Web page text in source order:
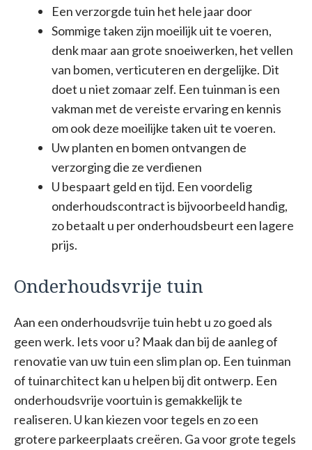
Een verzorgde tuin het hele jaar door
Sommige taken zijn moeilijk uit te voeren,
denk maar aan grote snoeiwerken, het vellen
van bomen, verticuteren en dergelijke. Dit
doet u niet zomaar zelf. Een tuinman is een
vakman met de vereiste ervaring en kennis
om ook deze moeilijke taken uit te voeren.
Uw planten en bomen ontvangen de
verzorging die ze verdienen
U bespaart geld en tijd. Een voordelig
onderhoudscontract is bijvoorbeeld handig,
zo betaalt u per onderhoudsbeurt een lagere
prijs.
Onderhoudsvrije tuin
Aan een onderhoudsvrije tuin hebt u zo goed als
geen werk. Iets voor u? Maak dan bij de aanleg of
renovatie van uw tuin een slim plan op. Een tuinman
of tuinarchitect kan u helpen bij dit ontwerp. Een
onderhoudsvrije voortuin is gemakkelijk te
realiseren. U kan kiezen voor tegels en zo een
grotere parkeerplaats creëren. Ga voor grote tegels